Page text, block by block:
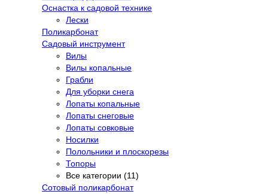
Оснастка к садовой технике
Лески
Поликарбонат
Садовый инструмент
Вилы
Вилы копальные
Грабли
Для уборки снега
Лопаты копальные
Лопаты снеговые
Лопаты совковые
Носилки
Полольники и плоскорезы
Топоры
Все категории (11)
Сотовый поликарбонат